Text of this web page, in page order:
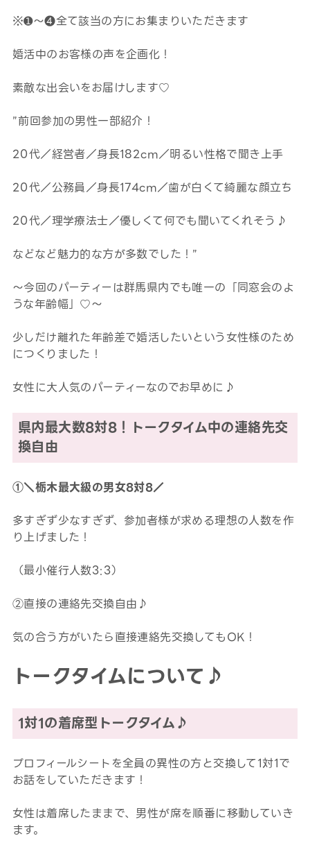
※➊～❹全て該当の方にお集まりいただきます
婚活中のお客様の声を企画化！
素敵な出会いをお届けします♡
”前回参加の男性一部紹介！
20代／経営者／身長182cm／明るい性格で聞き上手
20代／公務員／身長174cm／歯が白くて綺麗な顔立ち
20代／理学療法士／優しくて何でも聞いてくれそう♪
などなど魅力的な方が多数でした！”
～今回のパーティーは群馬県内でも唯一の「同窓会のよ
うな年齢幅」♡～
少しだけ離れた年齢差で婚活したいという女性様のため
につくりました！
女性に大人気のパーティーなのでお早めに♪
県内最大数8対8！トークタイム中の連絡先交
換自由
①＼栃木最大級の男女8対8／
多すぎず少なすぎず、参加者様が求める理想の人数を作
り上げました！
（最小催行人数3:3）
②直接の連絡先交換自由♪
気の合う方がいたら直接連絡先交換してもOK！
トークタイムについて♪
1対1の着席型トークタイム♪
プロフィールシートを全員の異性の方と交換して1対1で
お話をしていただきます！
女性は着席したままで、男性が席を順番に移動していき
ます。